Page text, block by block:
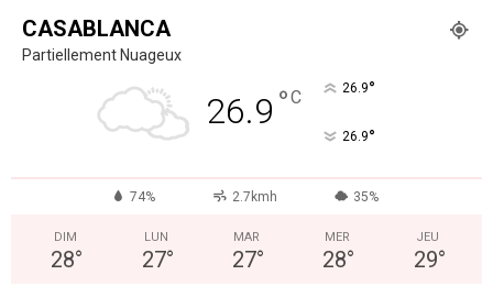
CASABLANCA
Partiellement Nuageux
26.9 °C 26.9°
26.9°
74% 2.7kmh 35%
DIM
28°
LUN
27°
MAR
27°
MER
28°
JEU
29°